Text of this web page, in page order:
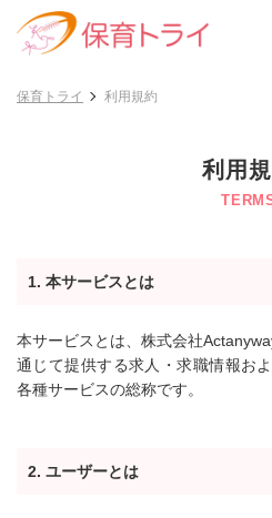
保育トライ 利用規約
利用
1. 本サービスとは
本サービスとは、株式会社
通じて提供する求人・求職情報お
各種サービスの総称です。
2. ユーザーとは